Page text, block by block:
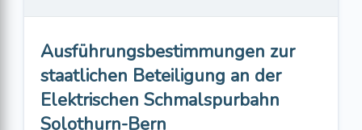
Ausführungsbestimmungen zur
staatlichen Beteiligung an der
Elektrischen Schmalspurbahn
Solothurn-Bern